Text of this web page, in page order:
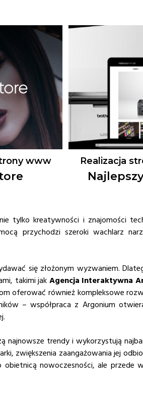
www Realizacja
tylko kreatywności i znajomości
przychodzi szeroki wachlarz
się złożonym wyzwaniem.
takimi jak Agencja Interaktywna
oferować również kompleksowe
– współpraca z Argonium
trendy i wykorzystują
zwiększenia zaangażowania jej
nowoczesności, ale przede